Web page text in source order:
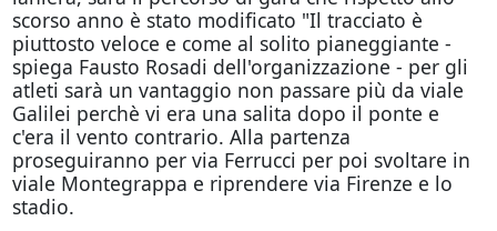
scorso anno è stato modificato "Il tracciato è
piuttosto veloce e come al solito pianeggiante -
spiega Fausto Rosadi dell'organizzazione - per gli
atleti sarà un vantaggio non passare più da viale
Galilei perchè vi era una salita dopo il ponte e
c'era il vento contrario. Alla partenza
proseguiranno per via Ferrucci per poi svoltare in
viale Montegrappa e riprendere via Firenze e lo
stadio.